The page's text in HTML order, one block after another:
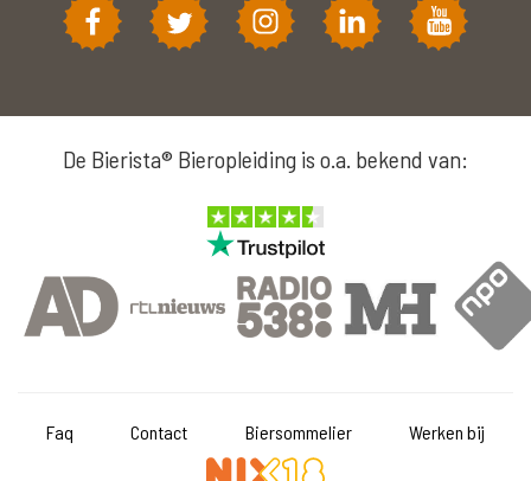
De Bierista® Bieropleiding is o.a. bekend van:
Faq Contact Biersommelier Werken bij